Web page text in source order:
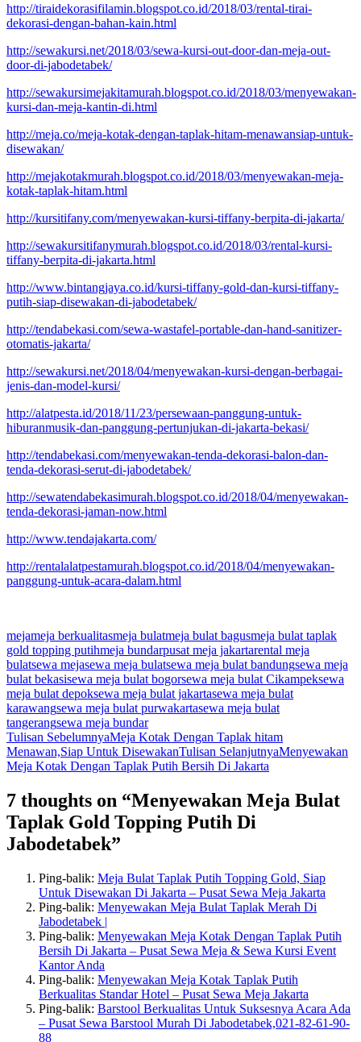
http://tiraidekorasifilamin.blogspot.co.id/2018/03/rental-tirai-
dekorasi-dengan-bahan-kain.html
http://sewakursi.net/2018/03/sewa-kursi-out-door-dan-meja-out-
door-di-jabodetabek/
http://sewakursimejakitamurah.blogspot.co.id/2018/03/menyewakan-
kursi-dan-meja-kantin-di.html
http://meja.co/meja-kotak-dengan-taplak-hitam-menawansiap-untuk-
disewakan/
http://mejakotakmurah.blogspot.co.id/2018/03/menyewakan-meja-
kotak-taplak-hitam.html
http://kursitifany.com/menyewakan-kursi-tiffany-berpita-di-jakarta/
http://sewakursitifanymurah.blogspot.co.id/2018/03/rental-kursi-
tiffany-berpita-di-jakarta.html
http://www.bintangjaya.co.id/kursi-tiffany-gold-dan-kursi-tiffany-
putih-siap-disewakan-di-jabodetabek/
http://tendabekasi.com/sewa-wastafel-portable-dan-hand-sanitizer-
otomatis-jakarta/
http://sewakursi.net/2018/04/menyewakan-kursi-dengan-berbagai-
jenis-dan-model-kursi/
http://alatpesta.id/2018/11/23/persewaan-panggung-untuk-
hiburanmusik-dan-panggung-pertunjukan-di-jakarta-bekasi/
http://tendabekasi.com/menyewakan-tenda-dekorasi-balon-dan-
tenda-dekorasi-serut-di-jabodetabek/
http://sewatendabekasimurah.blogspot.co.id/2018/04/menyewakan-
tenda-dekorasi-jaman-now.html
http://www.tendajakarta.com/
http://rentalalatpestamurah.blogspot.co.id/2018/04/menyewakan-
panggung-untuk-acara-dalam.html
mejameja berkualitasmeja bulatmeja bulat bagusmeja bulat taplak
gold topping putihmeja bundarpusat meja jakartarental meja
bulatsewa mejasewa meja bulatsewa meja bulat bandungsewa meja
bulat bekasisewa meja bulat bogorsewa meja bulat Cikampeksewa
meja bulat depoksewa meja bulat jakartasewa meja bulat
karawangsewa meja bulat purwakartasewa meja bulat
tangerangsewa meja bundar
Navigasi
Tulisan
Tulisan SebelumnyaMeja Kotak Dengan Taplak hitam
Menawan,Siap Untuk DisewakanTulisan SelanjutnyaMenyewakan
Meja Kotak Dengan Taplak Putih Bersih Di Jakarta
7 thoughts on “Menyewakan Meja Bulat
Taplak Gold Topping Putih Di
Jabodetabek”
Ping-balik: Meja Bulat Taplak Putih Topping Gold, Siap
Untuk Disewakan Di Jakarta – Pusat Sewa Meja Jakarta
Ping-balik: Menyewakan Meja Bulat Taplak Merah Di
Jabodetabek |
Ping-balik: Menyewakan Meja Kotak Dengan Taplak Putih
Bersih Di Jakarta – Pusat Sewa Meja & Sewa Kursi Event
Kantor Anda
Ping-balik: Menyewakan Meja Kotak Taplak Putih
Berkualitas Standar Hotel – Pusat Sewa Meja Jakarta
Ping-balik: Barstool Berkualitas Untuk Suksesnya Acara Ada
– Pusat Sewa Barstool Murah Di Jabodetabek,021-82-61-90-
88